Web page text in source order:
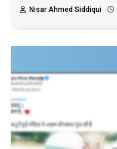
Nisar Ahmed Siddiqui